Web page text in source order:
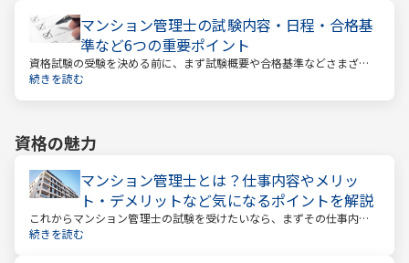
マンション管理士の試験内容・日程・合格基
準など6つの重要ポイント
資格試験の受験を決める前に、まず試験概要や合格基準などさまざま
なことを把握しておくことが大切です。試験までの日数を計算し、無
続きを読む
資格の魅力
マンション管理士とは？仕事内容やメリッ
ト・デメリットなど気になるポイントを解説
これからマンション管理士の試験を受けたいなら、まずその仕事内容
を確かめましょう。この仕事では、マンション管理組合の総合的なサ
続きを読む